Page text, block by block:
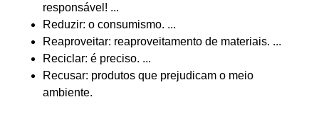
responsável! ...
Reduzir: o consumismo. ...
Reaproveitar: reaproveitamento de materiais. ...
Reciclar: é preciso. ...
Recusar: produtos que prejudicam o meio
ambiente.